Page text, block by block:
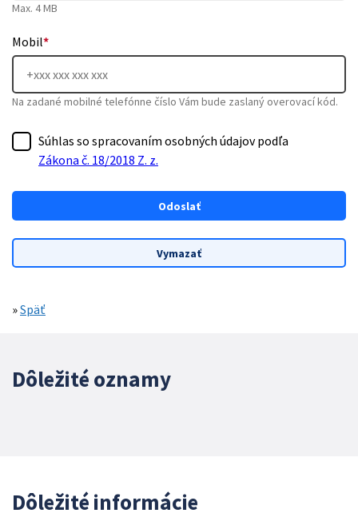
Max. 4 MB
Mobil*
Na zadané mobilné telefónne číslo Vám bude zaslaný overovací kód.
Súhlas so spracovaním osobných údajov podľa
Zákona č. 18/2018 Z. z.
»Späť
Dôležité oznamy
Dôležité informácie